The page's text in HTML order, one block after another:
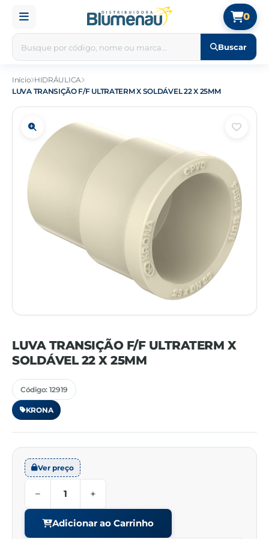
Buscar
0
Início HIDRÁULICA
LUVA TRANSIÇÃO F/F ULTRATERM X SOLDÁVEL 22 X 25MM
LUVA TRANSIÇÃO F/F ULTRATERM X
SOLDÁVEL 22 X 25MM
Código: 12919
KRONA
Ver preço
− +
Adicionar ao Carrinho